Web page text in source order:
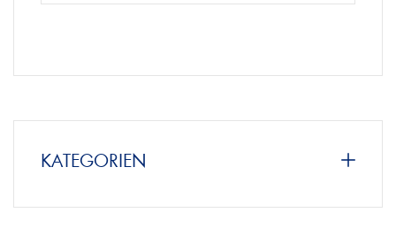
KATEGORIEN